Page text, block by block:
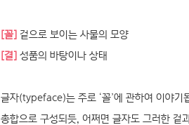
[꼴] 겉으로 보이는 사물의 모양
[결] 성품의 바탕이나 상태
글자(typeface)는 주로 ‘꼴’에 관하여 이야기
총합으로 구성되듯, 어쩌면 글자도 그러한 겉